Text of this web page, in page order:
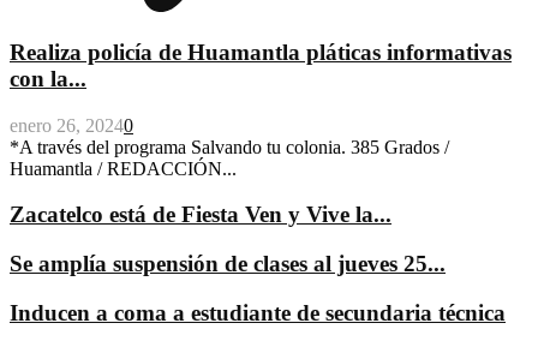
Realiza policía de Huamantla pláticas informativas
con la...
enero 26, 20240
*A través del programa Salvando tu colonia. 385 Grados /
Huamantla / REDACCIÓN...
Zacatelco está de Fiesta Ven y Vive la...
Se amplía suspensión de clases al jueves 25...
Inducen a coma a estudiante de secundaria técnica